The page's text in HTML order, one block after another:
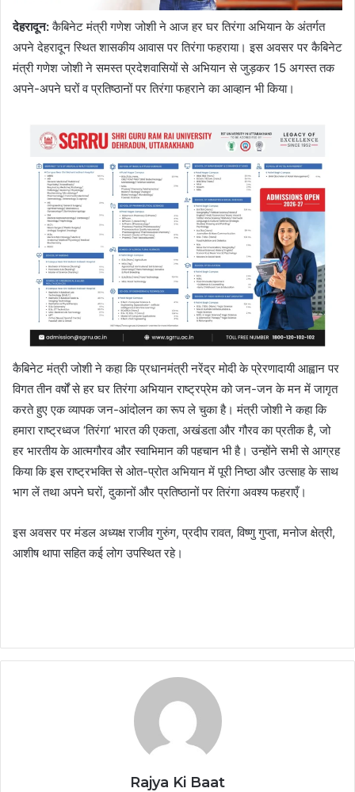
देहरादून:कैबिनेट मंत्री गणेश जोशी ने आज हर घर तिरंगा अभियान के अंतर्गत
अपने देहरादून स्थित शासकीय आवास पर तिरंगा फहराया। इस अवसर पर कैबिनेट
मंत्री गणेश जोशी ने समस्त प्रदेशवासियों से अभियान से जुड़कर 15 अगस्त तक
अपने-अपने घरों व प्रतिष्ठानों पर तिरंगा फहराने का आव्हान भी किया।
कैबिनेट मंत्री जोशी ने कहा कि प्रधानमंत्री नरेंद्र मोदी के प्रेरणादायी आह्वान पर
विगत तीन वर्षों से हर घर तिरंगा अभियान राष्ट्रप्रेम को जन-जन के मन में जागृत
करते हुए एक व्यापक जन-आंदोलन का रूप ले चुका है। मंत्री जोशी ने कहा कि
हमारा राष्ट्रध्वज ‘तिरंगा’ भारत की एकता, अखंडता और गौरव का प्रतीक है, जो
हर भारतीय के आत्मगौरव और स्वाभिमान की पहचान भी है। उन्होंने सभी से आग्रह
किया कि इस राष्ट्रभक्ति से ओत-प्रोत अभियान में पूरी निष्ठा और उत्साह के साथ
भाग लें तथा अपने घरों, दुकानों और प्रतिष्ठानों पर तिरंगा अवश्य फहराएँ।
इस अवसर पर मंडल अध्यक्ष राजीव गुरुंग, प्रदीप रावत, विष्णु गुप्ता, मनोज क्षेत्री,
आशीष थापा सहित कई लोग उपस्थित रहे।
Rajya Ki Baat